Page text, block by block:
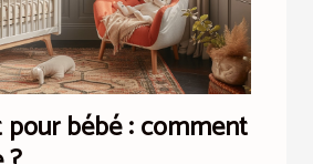
pour bébé : comment